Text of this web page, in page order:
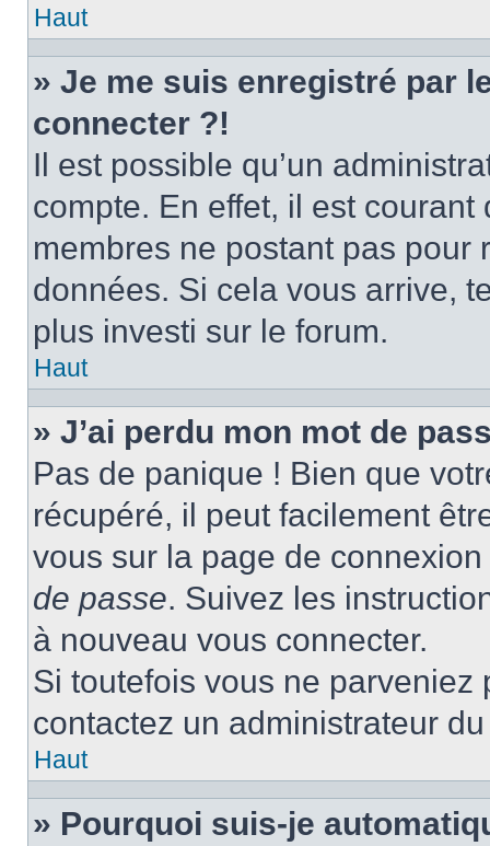
Haut
» Je me suis enregistré par
connecter ?!
Il est possible qu’un
compte. En effet, il est
membres ne postant pas
données. Si cela vous arrive,
plus investi sur le forum.
Haut
» J’ai perdu mon mot de
Pas de panique ! Bien que
récupéré, il peut facilement
vous sur la page de
de passe. Suivez les
à nouveau vous connecter.
Si toutefois vous ne
contactez un administrateur
Haut
» Pourquoi suis-je